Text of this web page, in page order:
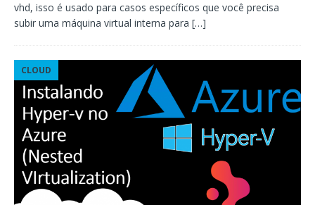
vhd, isso é usado para casos específicos que você precisa
subir uma máquina virtual interna para […]
CLOUD